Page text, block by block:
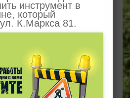
решение в данной
который
К.Маркса 81.
Judo Open 2018